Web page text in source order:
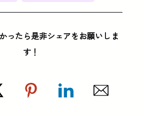
ったら是非シェアをお願いしま
す！